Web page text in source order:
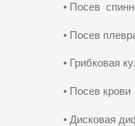
• Посев
• Посев
• Грибковая
• Посев крови
• Дисковая